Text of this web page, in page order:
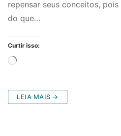
repensar seus conceitos,
do que…
Curtir isso:
Carregando...
LEIA MAIS →